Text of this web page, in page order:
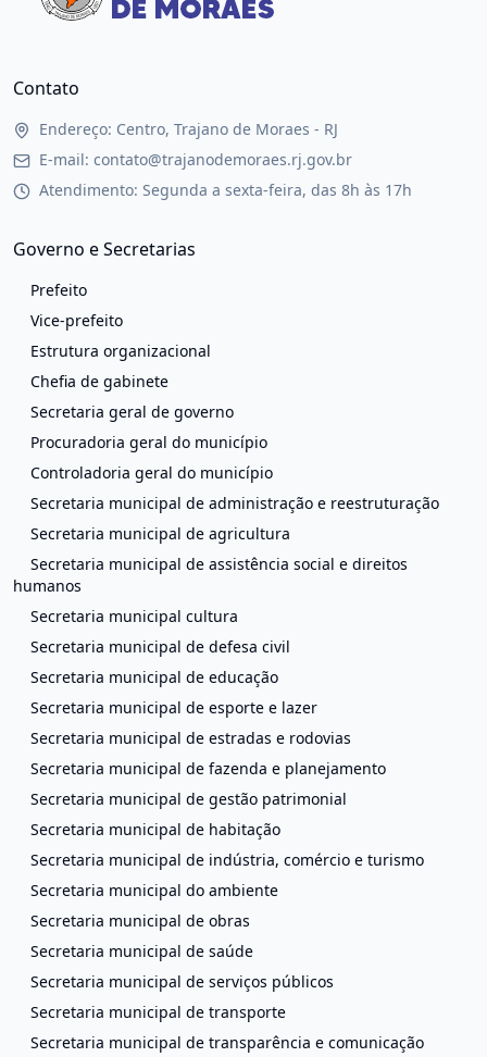
Contato
Endereço: Centro, Trajano de Moraes - RJ
E-mail: contato@trajanodemoraes.rj.gov.br
Atendimento: Segunda a sexta-feira, das 8h às 17h
Governo e Secretarias
Prefeito
Vice-prefeito
Estrutura organizacional
Chefia de gabinete
Secretaria geral de governo
Procuradoria geral do município
Controladoria geral do município
Secretaria municipal de administração e reestruturação
Secretaria municipal de agricultura
Secretaria municipal de assistência social e direitos
humanos
Secretaria municipal cultura
Secretaria municipal de defesa civil
Secretaria municipal de educação
Secretaria municipal de esporte e lazer
Secretaria municipal de estradas e rodovias
Secretaria municipal de fazenda e planejamento
Secretaria municipal de gestão patrimonial
Secretaria municipal de habitação
Secretaria municipal de indústria, comércio e turismo
Secretaria municipal do ambiente
Secretaria municipal de obras
Secretaria municipal de saúde
Secretaria municipal de serviços públicos
Secretaria municipal de transporte
Secretaria municipal de transparência e comunicação